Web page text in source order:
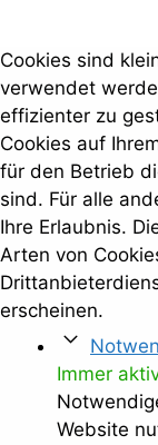
Cookies sind
verwendet
effizienter zu
Cookies auf
für den Betrieb
sind. Für alle
Ihre Erlaubnis.
Arten von
erscheinen.
Immer
Website